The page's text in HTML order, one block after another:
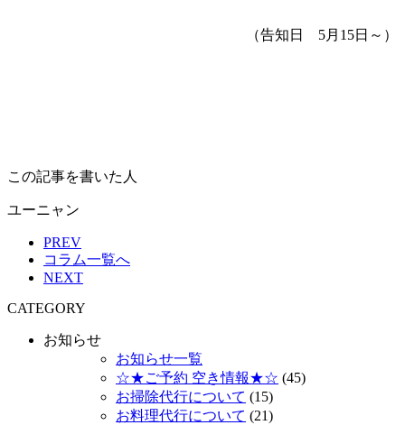
（告知日 5月15日～）
この記事を書いた人
ユーニャン
PREV
コラム一覧へ
NEXT
CATEGORY
お知らせ
お知らせ一覧
☆★ご予約 空き情報★☆ (45)
お掃除代行について (15)
お料理代行について (21)